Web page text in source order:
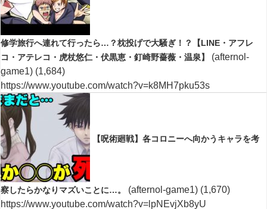
修学旅行へ連れて行ったら…？枕投げで大騒ぎ！？【LINE・アフレ
コ・アテレコ・虎杖悠仁・伏黒恵・釘崎野薔薇・温泉】
(afternol-
game1) (1,684)
https://www.youtube.com/watch?v=k8MH7pku53s
【呪術廻戦】各コロニーへ向かうキャラを考
察したらかなりマズいことに…。 (afternol-game1) (1,670)
https://www.youtube.com/watch?v=lpNEvjXb8yU